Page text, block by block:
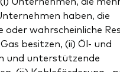
haben, die
oder wahrscheinliche
besitzen, (ii) Öl- und
und unterstützende